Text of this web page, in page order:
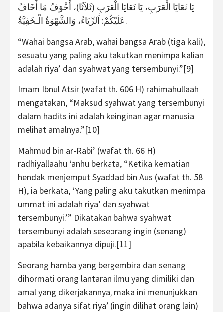
يَا نَعَايَا الْعَرَبِ، يَا نَعَايَا الْعَرَبِ (ثَلاَثًا)، أَخْوَفُ مَا أَخَافُ
عَلَيْكُمْ: اَلرِّيَاءُ، وَالشَّهْوَةُ الْـخَفِيَّةُ.
“Wahai bangsa Arab, wahai bangsa Arab (tiga kali),
sesuatu yang paling aku takutkan menimpa kalian
adalah riya’ dan syahwat yang tersembunyi.”[9]
Imam Ibnul Atsir (wafat th. 606 H) rahimahullaah
mengatakan, “Maksud syahwat yang tersembunyi
dalam hadits ini adalah keinginan agar manusia
melihat amalnya.”[10]
Mahmud bin ar-Rabi’ (wafat th. 66 H)
radhiyallaahu ‘anhu berkata, “Ketika kematian
hendak menjemput Syaddad bin Aus (wafat th. 58
H), ia berkata, ‘Yang paling aku takutkan menimpa
ummat ini adalah riya’ dan syahwat
tersembunyi.’” Dikatakan bahwa syahwat
tersembunyi adalah seseorang ingin (senang)
apabila kebaikannya dipuji.[11]
Seorang hamba yang bergembira dan senang
dihormati orang lantaran ilmu yang dimiliki dan
amal yang dikerjakannya, maka ini menunjukkan
bahwa adanya sifat riya’ (ingin dilihat orang lain)